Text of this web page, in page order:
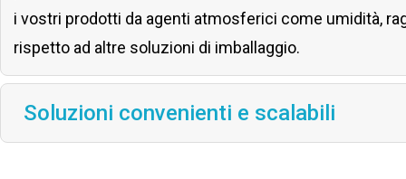
i vostri prodotti da agenti atmosferici come umidità,
rispetto ad altre soluzioni di imballaggio.
Soluzioni convenienti e scalabili